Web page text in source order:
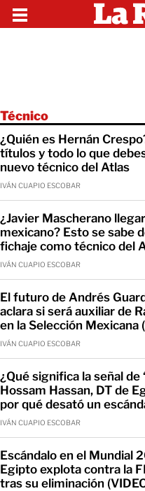
Técnico
¿Quién es Hernán
títulos y todo lo que
nuevo técnico del Atlas
IVÁN CUAPIO ESCOBAR
¿Javier Mascherano
mexicano? Esto se sabe
fichaje como técnico del
IVÁN CUAPIO ESCOBAR
El futuro de Andrés
aclara si será auxiliar de
en la Selección Mexicana
IVÁN CUAPIO ESCOBAR
¿Qué significa la señal de
Hossam Hassan, DT de
por qué desató un
IVÁN CUAPIO ESCOBAR
Escándalo en el Mundial
Egipto explota contra la
tras su eliminación